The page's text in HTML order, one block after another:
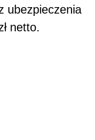
ubezpieczenia
netto.